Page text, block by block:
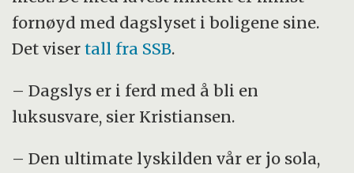
fornøyd med dagslyset i boligene sine.
Det visertall fra SSB.
– Dagslys er i ferd med å bli en
luksusvare, sier Kristiansen.
– Den ultimate lyskilden vår er jo sola,